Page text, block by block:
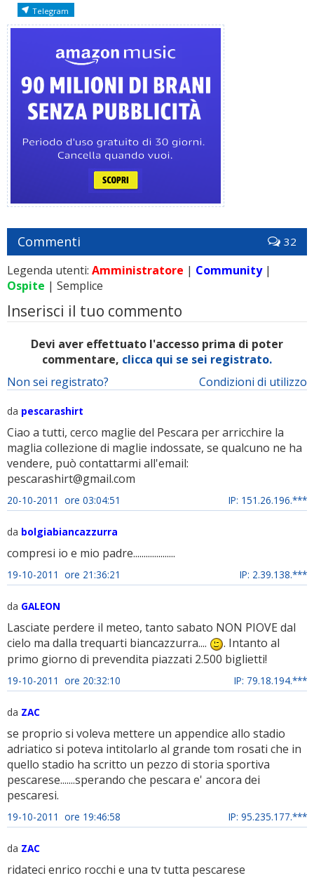
Telegram
Commenti 32
Legenda utenti: Amministratore | Community|
Ospite | Semplice
Inserisci il tuo commento
Devi aver effettuato l'accesso prima di poter
commentare, clicca qui se sei registrato.
Condizioni di utilizzo
Non sei registrato?
da pescarashirt
Ciao a tutti, cerco maglie del Pescara per arricchire la
maglia collezione di maglie indossate, se qualcuno ne ha
vendere, può contattarmi all'email:
pescarashirt@gmail.com
20-10-2011 ore 03:04:51 IP: 151.26.196.***
da bolgiabiancazzurra
compresi io e mio padre....................
19-10-2011 ore 21:36:21 IP: 2.39.138.***
da GALEON
Lasciate perdere il meteo, tanto sabato NON PIOVE dal
cielo ma dalla trequarti biancazzurra....
. Intanto al
primo giorno di prevendita piazzati 2.500 biglietti!
19-10-2011 ore 20:32:10 IP: 79.18.194.***
da ZAC
se proprio si voleva mettere un appendice allo stadio
adriatico si poteva intitolarlo al grande tom rosati che in
quello stadio ha scritto un pezzo di storia sportiva
pescarese.......sperando che pescara e' ancora dei
pescaresi.
19-10-2011 ore 19:46:58 IP: 95.235.177.***
da ZAC
ridateci enrico rocchi e una tv tutta pescarese